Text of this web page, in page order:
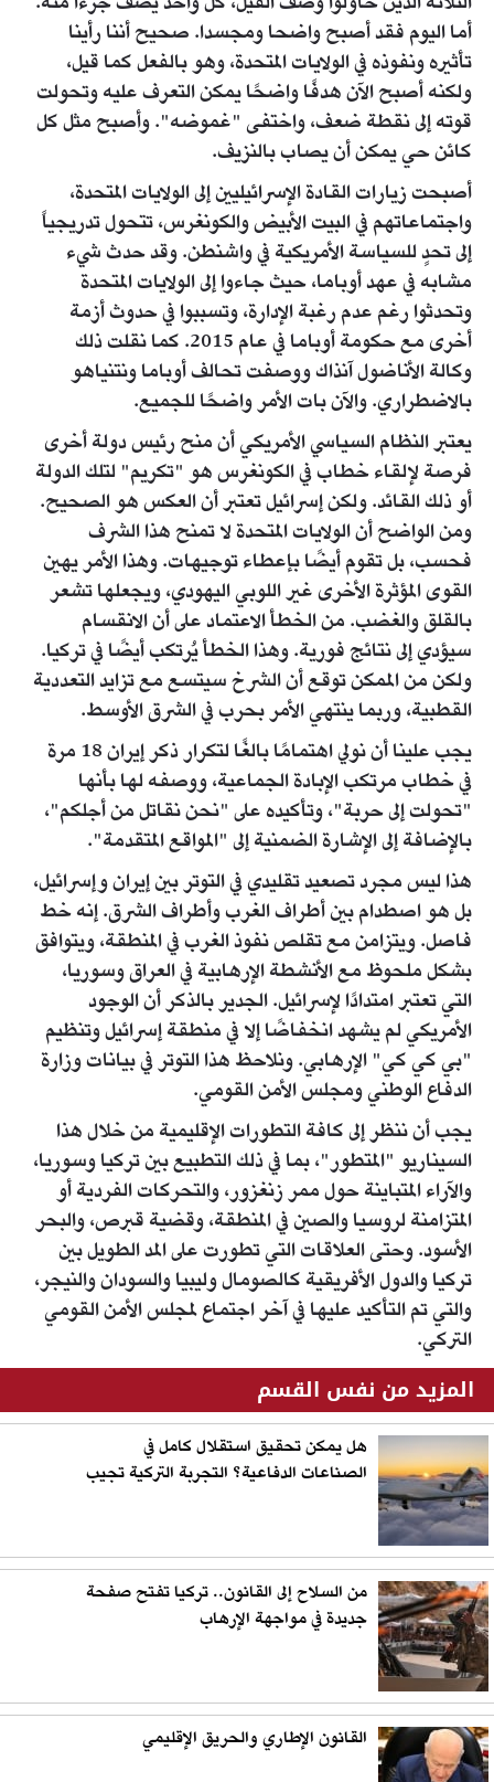
أما اليوم فقد أصبح واضحا ومجسدا. صحيح أننا رأينا
تأثيره ونفوذه في الولايات المتحدة، وهو بالفعل كما قيل،
ولكنه أصبح الآن هدفًا واضحًا يمكن التعرف عليه وتحولت
قوته إلى نقطة ضعف، واختفى "غموضه". وأصبح مثل كل
كائن حي يمكن أن يصاب بالنزيف.
أصبحت زيارات القادة الإسرائيليين إلى الولايات المتحدة،
واجتماعاتهم في البيت الأبيض والكونغرس، تتحول تدريجياً
إلى تحدٍ للسياسة الأمريكية في واشنطن. وقد حدث شيء
مشابه في عهد أوباما، حيث جاءوا إلى الولايات المتحدة
وتحدثوا رغم عدم رغبة الإدارة، وتسببوا في حدوث أزمة
أخرى مع حكومة أوباما في عام 2015. كما نقلت ذلك
وكالة الأناضول آنذاك ووصفت تحالف أوباما ونتنياهو
بالاضطراري. والآن بات الأمر واضحًا للجميع.
يعتبر النظام السياسي الأمريكي أن منح رئيس دولة أخرى
فرصة لإلقاء خطاب في الكونغرس هو "تكريم" لتلك الدولة
أو ذلك القائد. ولكن إسرائيل تعتبر أن العكس هو الصحيح.
ومن الواضح أن الولايات المتحدة لا تمنح هذا الشرف
فحسب، بل تقوم أيضًا بإعطاء توجيهات. وهذا الأمر يهين
القوى المؤثرة الأخرى غير اللوبي اليهودي، ويجعلها تشعر
بالقلق والغضب. من الخطأ الاعتماد على أن الانقسام
سيؤدي إلى نتائج فورية. وهذا الخطأ يُرتكب أيضًا في تركيا.
ولكن من الممكن توقع أن الشرخ سيتسع مع تزايد التعددية
القطبية، وربما ينتهي الأمر بحرب في الشرق الأوسط.
يجب علينا أن نولي اهتمامًا بالغًا لتكرار ذكر إيران 18 مرة
في خطاب مرتكب الإبادة الجماعية، ووصفه لها بأنها
"تحولت إلى حربة"، وتأكيده على "نحن نقاتل من أجلكم"،
بالإضافة إلى الإشارة الضمنية إلى "المواقع المتقدمة".
هذا ليس مجرد تصعيد تقليدي في التوتر بين إيران وإسرائيل،
بل هو اصطدام بين أطراف الغرب وأطراف الشرق. إنه خط
فاصل. ويتزامن مع تقلص نفوذ الغرب في المنطقة، ويتوافق
بشكل ملحوظ مع الأنشطة الإرهابية في العراق وسوريا،
التي تعتبر امتدادًا لإسرائيل. الجدير بالذكر أن الوجود
الأمريكي لم يشهد انخفاضًا إلا في منطقة إسرائيل وتنظيم
"بي كي كي" الإرهابي. ونلاحظ هذا التوتر في بيانات وزارة
الدفاع الوطني ومجلس الأمن القومي.
يجب أن ننظر إلى كافة التطورات الإقليمية من خلال هذا
السيناريو "المتطور"، بما في ذلك التطبيع بين تركيا وسوريا،
والآراء المتباينة حول ممر زنغزور، والتحركات الفردية أو
المتزامنة لروسيا والصين في المنطقة، وقضية قبرص، والبحر
الأسود. وحتى العلاقات التي تطورت على المد الطويل بين
تركيا والدول الأفريقية كالصومال وليبيا والسودان والنيجر،
والتي تم التأكيد عليها في آخر اجتماع لمجلس الأمن القومي
التركي.
المزيد من نفس القسم
هل يمكن تحقيق استقلال كامل في
الصناعات الدفاعية؟ التجربة التركية تجيب
من السلاح إلى القانون.. تركيا تفتح صفحة
جديدة في مواجهة الإرهاب
القانون الإطاري والحريق الإقليمي